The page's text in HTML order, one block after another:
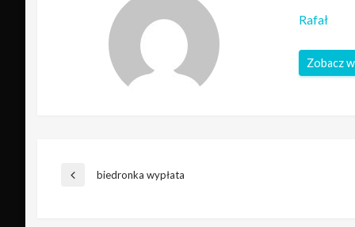
Rafał
Zobacz
Nawigacja
Poprzedni
biedronka wypłata